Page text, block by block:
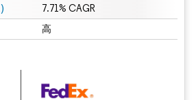
7.71% CAGR
高
。再利用にはCC BY 4.0の表示が必要です。